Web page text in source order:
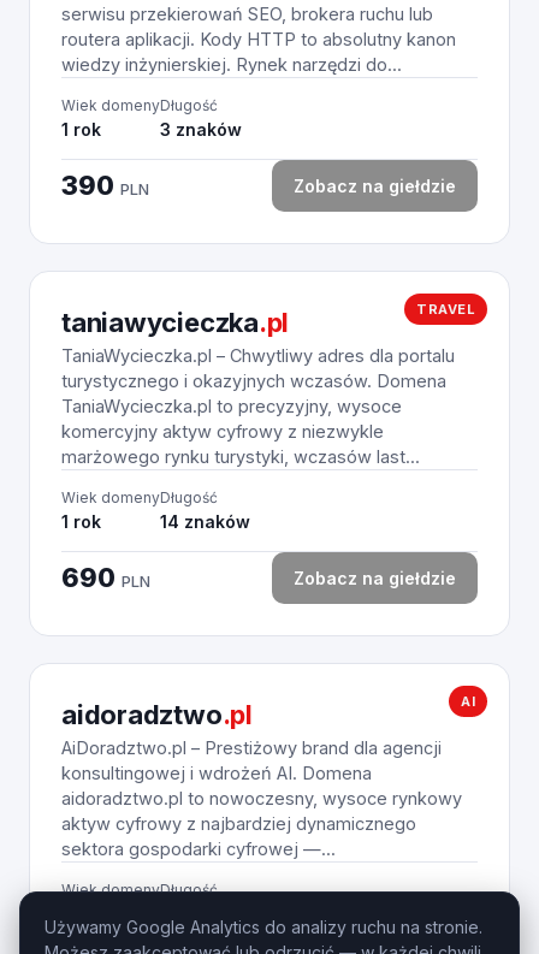
serwisu przekierowań SEO, brokera ruchu lub
routera aplikacji. Kody HTTP to absolutny kanon
wiedzy inżynierskiej. Rynek narzędzi do...
Wiek domeny
1 rok
Długość
3 znaków
390 PLN Zobacz na giełdzie
TRAVEL
taniawycieczka.pl
TaniaWycieczka.pl – Chwytliwy adres dla portalu
turystycznego i okazyjnych wczasów. Domena
TaniaWycieczka.pl to precyzyjny, wysoce
komercyjny aktyw cyfrowy z niezwykle
marżowego rynku turystyki, wczasów last...
Wiek domeny
1 rok
Długość
14 znaków
690 PLN Zobacz na giełdzie
AI
aidoradztwo.pl
AiDoradztwo.pl – Prestiżowy brand dla agencji
konsultingowej i wdrożeń AI. Domena
aidoradztwo.pl to nowoczesny, wysoce rynkowy
aktyw cyfrowy z najbardziej dynamicznego
sektora gospodarki cyfrowej —...
Wiek domenyDługość
Używamy Google Analytics do analizy ruchu na stronie.